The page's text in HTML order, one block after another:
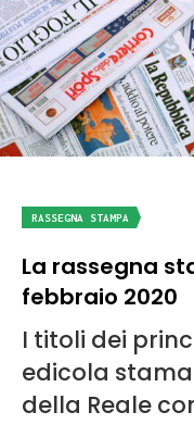
RASSEGNA STAMPA
La rassegna
febbraio 2020
I titoli dei
edicola
della Reale